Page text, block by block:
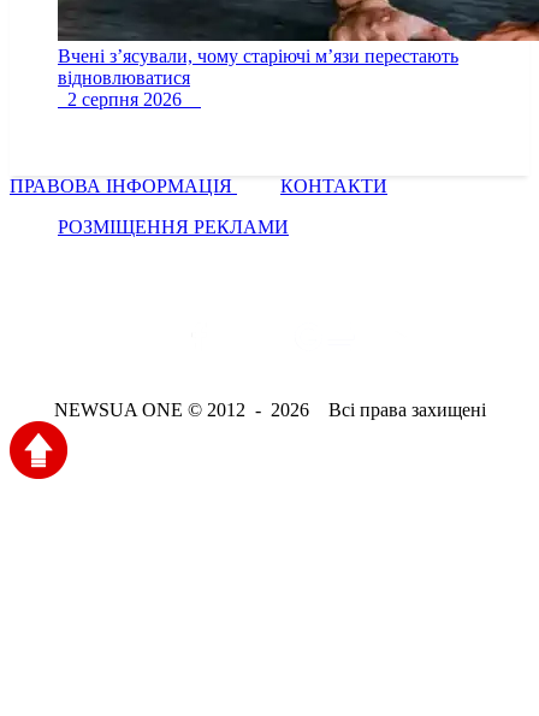
Вчені з’ясували, чому старіючі м’язи перестають
відновлюватися
2 серпня 2026
ПРАВОВА ІНФОРМАЦІЯ
КОНТАКТИ
РОЗМІЩЕННЯ РЕКЛАМИ
NEWSUA ONE © 2012 - 2026 Всі права захищені